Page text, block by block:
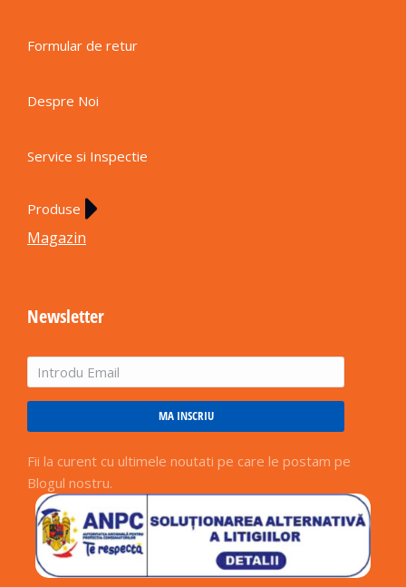
Formular de retur
Despre Noi
Service si Inspectie
Produse
Magazin
Newsletter
MA INSCRIU
Fii la curent cu ultimele noutati pe care le postam pe
Blogul nostru.